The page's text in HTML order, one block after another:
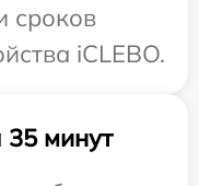
сроков
iCLEBO.
минут